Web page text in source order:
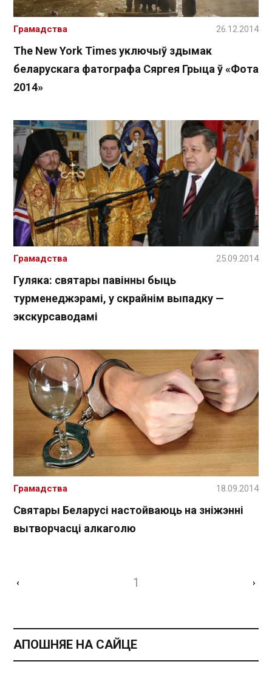
The New York Times уключыў здымак
беларускага фатографа Сяргея Грыца ў «Фота
2014»
Грамадства 26.12.2014
Гуляка: святары павінны быць
турменеджэрамі, у скрайнім выпадку —
экскурсаводамі
Грамадства 25.09.2014
Святары Беларусі настойваюць на зніжэнні
вытворчасці алкаголю
Грамадства 18.09.2014
‹ 1 ›
АПОШНЯЕ НА САЙЦЕ